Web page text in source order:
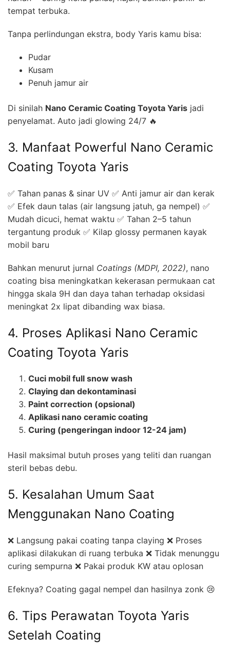
tempat terbuka.
Tanpa perlindungan ekstra, body Yaris kamu bisa:
Pudar
Kusam
Penuh jamur air
Di sinilah Nano Ceramic Coating Toyota Yaris jadi
penyelamat. Auto jadi glowing 24/7 🔥
3. Manfaat Powerful Nano Ceramic
Coating Toyota Yaris
✅ Tahan panas & sinar UV ✅ Anti jamur air dan kerak
✅ Efek daun talas (air langsung jatuh, ga nempel) ✅
Mudah dicuci, hemat waktu ✅ Tahan 2–5 tahun
tergantung produk ✅ Kilap glossy permanen kayak
mobil baru
Bahkan menurut jurnal Coatings (MDPI, 2022), nano
coating bisa meningkatkan kekerasan permukaan cat
hingga skala 9H dan daya tahan terhadap oksidasi
meningkat 2x lipat dibanding wax biasa.
4. Proses Aplikasi Nano Ceramic
Coating Toyota Yaris
Cuci mobil full snow wash
Claying dan dekontaminasi
Paint correction (opsional)
Aplikasi nano ceramic coating
Curing (pengeringan indoor 12-24 jam)
Hasil maksimal butuh proses yang teliti dan ruangan
steril bebas debu.
5. Kesalahan Umum Saat
Menggunakan Nano Coating
❌ Langsung pakai coating tanpa claying ❌ Proses
aplikasi dilakukan di ruang terbuka ❌ Tidak menunggu
curing sempurna ❌ Pakai produk KW atau oplosan
Efeknya? Coating gagal nempel dan hasilnya zonk 😢
6. Tips Perawatan Toyota Yaris
Setelah Coating